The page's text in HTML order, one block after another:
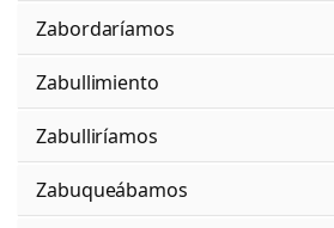
Zabordaríamos
Zabullimiento
Zabulliríamos
Zabuqueábamos